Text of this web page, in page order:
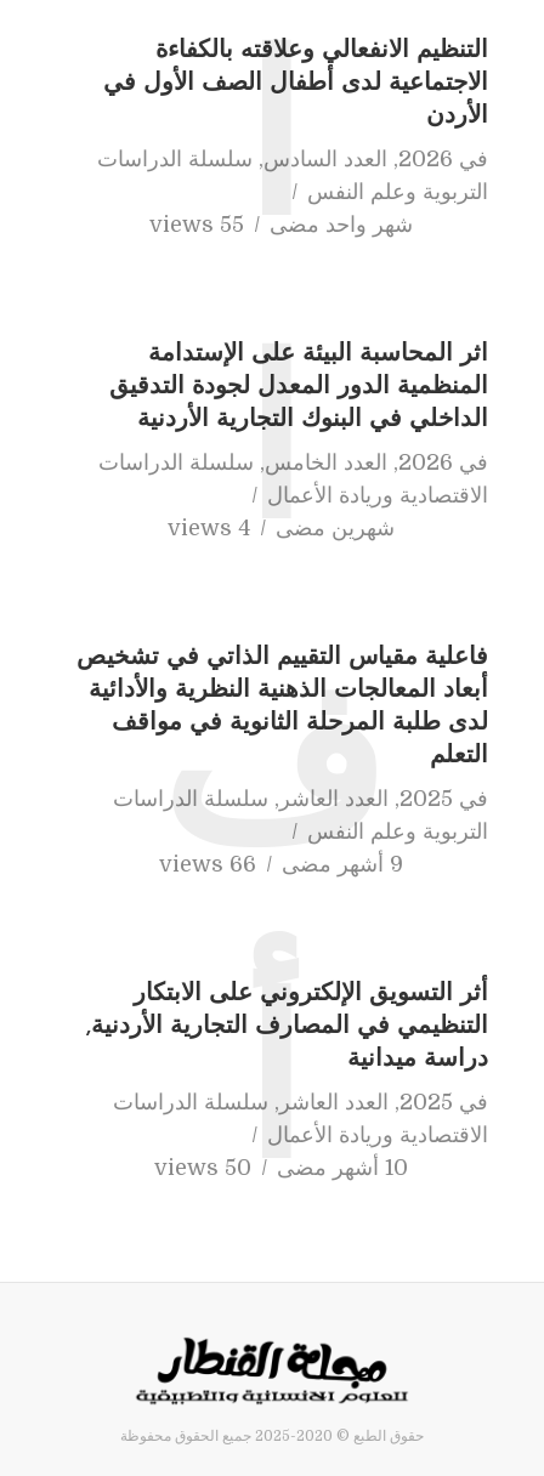
التنظيم الانفعالي وعلاقته بالكفاءة
الاجتماعية لدى أطفال الصف الأول في
الأردن
في 2026
, العدد السادس, سلسلة الدراسات
التربوية وعلم النفس
شهر واحد مضى
55 viewsا
اثر المحاسبة البيئة على الإستدامة
المنظمية الدور المعدل لجودة التدقيق
الداخلي في البنوك التجارية الأردنية
في 2026
, العدد الخامس, سلسلة الدراسات
الاقتصادية وريادة الأعمال
شهرين مضى
4 viewsا
فاعلية مقياس التقييم الذاتي في تشخيص
أبعاد المعالجات الذهنية النظرية والأدائية
لدى طلبة المرحلة الثانوية في مواقف
التعلم
في 2025
, العدد العاشر , سلسلة الدراسات
التربوية وعلم النفس
9 أشهر مضى
66 views
ف
أثر التسويق الإلكتروني على الابتكار
التنظيمي في المصارف التجارية الأردنية,
دراسة ميدانية
في 2025
, العدد العاشر , سلسلة الدراسات
الاقتصادية وريادة الأعمال
10 أشهر مضى
50 viewsأ
حقوق الطبع © 2020-2025 جميع الحقوق محفوظة